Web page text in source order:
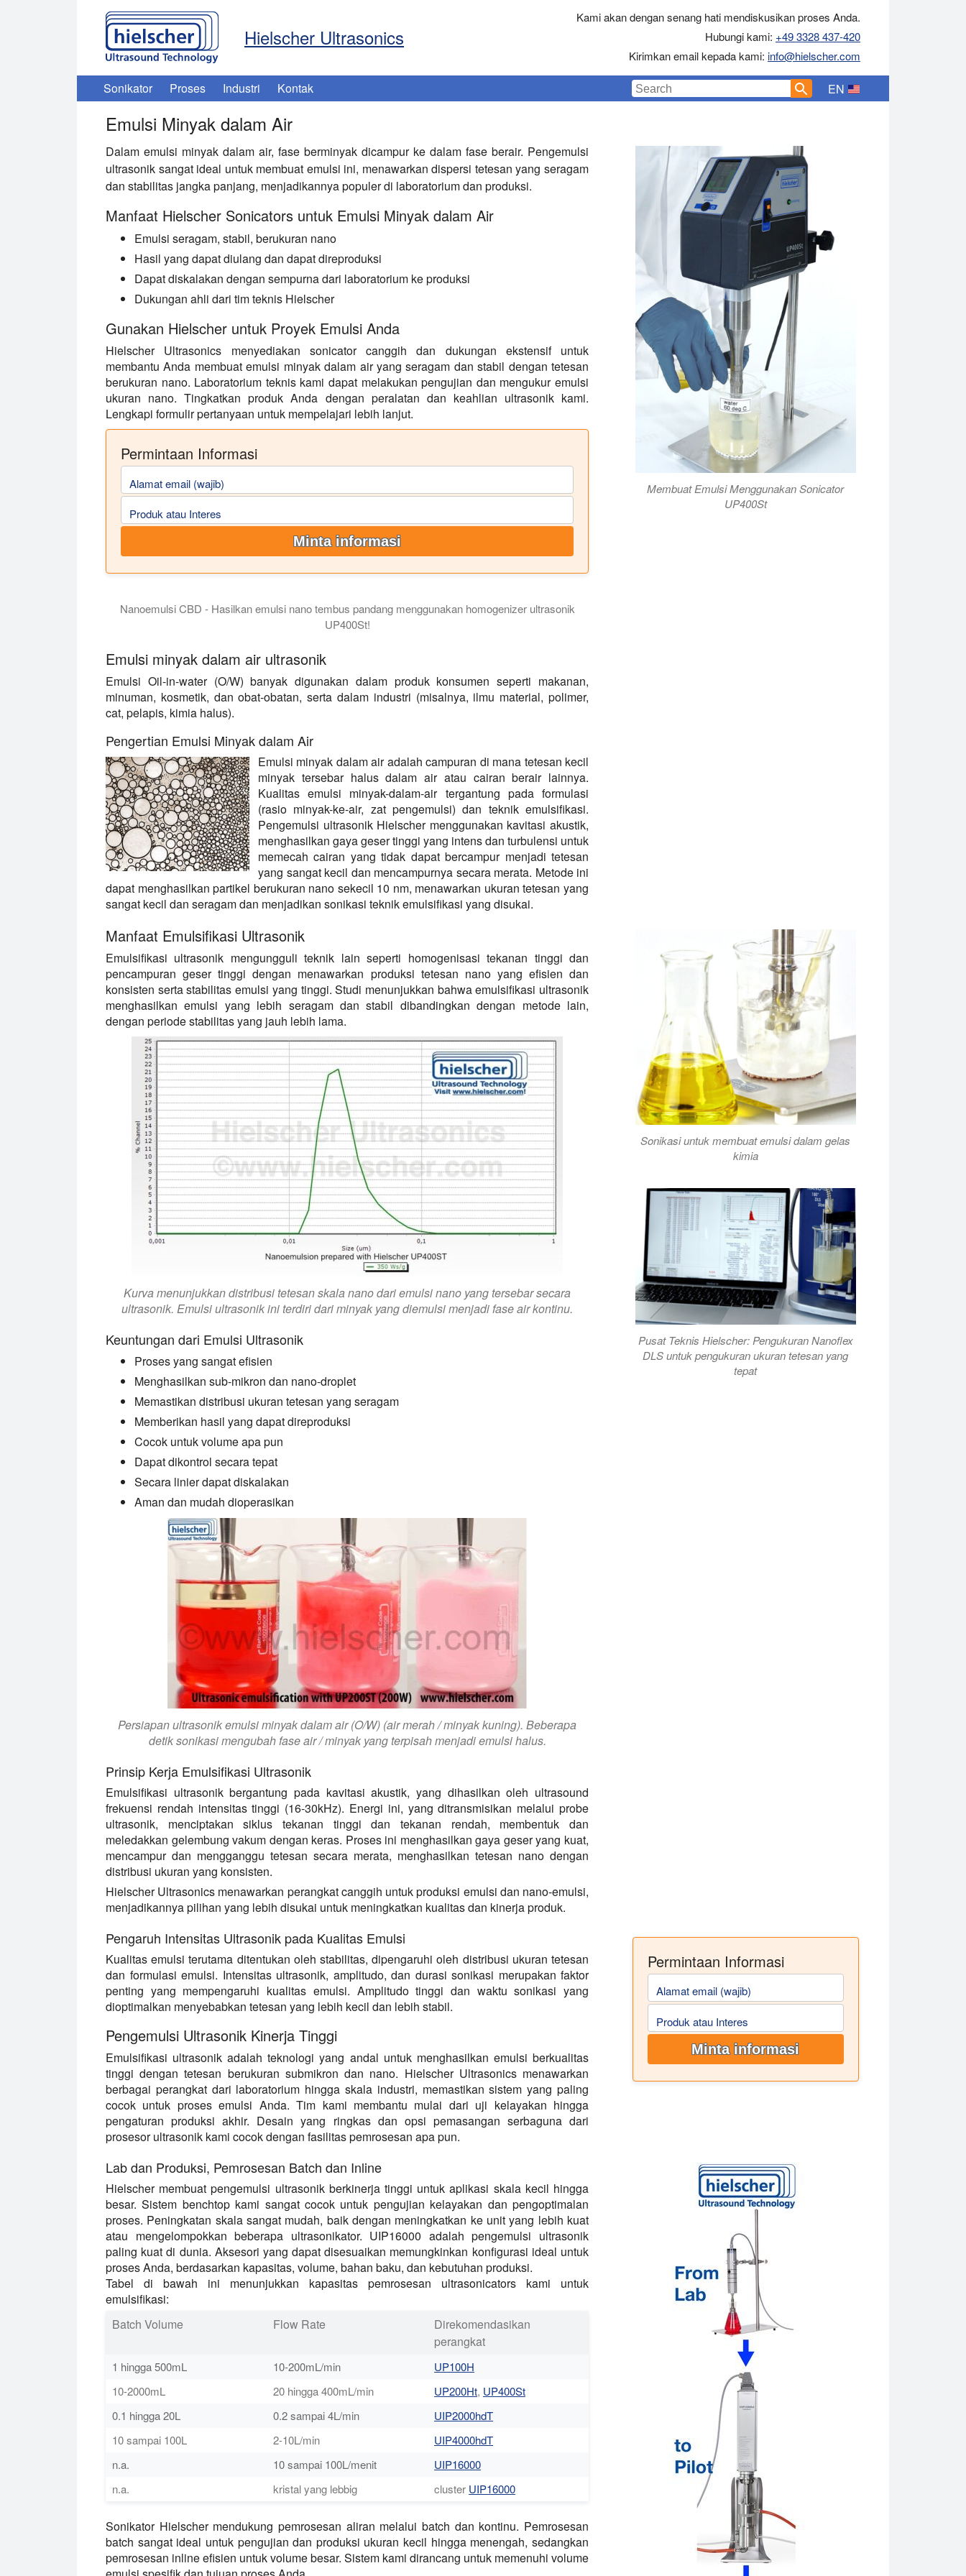
Hielscher Ultrasonics
Kami akan dengan senang hati mendiskusikan proses Anda.
Hubungi kami: +49 3328 437-420
Kirimkan email kepada kami: info@hielscher.com
Sonikator Proses Industri Kontak EN
Emulsi Minyak dalam Air
Dalam emulsi minyak dalam air, fase berminyak dicampur ke dalam fase berair. Pengemulsi
ultrasonik sangat ideal untuk membuat emulsi ini, menawarkan dispersi tetesan yang seragam
dan stabilitas jangka panjang, menjadikannya populer di laboratorium dan produksi.
Manfaat Hielscher Sonicators untuk Emulsi Minyak dalam Air
Emulsi seragam, stabil, berukuran nano
Hasil yang dapat diulang dan dapat direproduksi
Dapat diskalakan dengan sempurna dari laboratorium ke produksi
Dukungan ahli dari tim teknis Hielscher
Gunakan Hielscher untuk Proyek Emulsi Anda
Hielscher Ultrasonics menyediakan sonicator canggih dan dukungan ekstensif untuk
membantu Anda membuat emulsi minyak dalam air yang seragam dan stabil dengan tetesan
berukuran nano. Laboratorium teknis kami dapat melakukan pengujian dan mengukur emulsi
ukuran nano. Tingkatkan produk Anda dengan peralatan dan keahlian ultrasonik kami.
Lengkapi formulir pertanyaan untuk mempelajari lebih lanjut.
Permintaan Informasi
Alamat email (wajib)
Produk atau Interes
Minta informasi
Nanoemulsi CBD - Hasilkan emulsi nano tembus pandang menggunakan homogenizer ultrasonik
UP400St!
Emulsi minyak dalam air ultrasonik
Emulsi Oil-in-water (O/W) banyak digunakan dalam produk konsumen seperti makanan,
minuman, kosmetik, dan obat-obatan, serta dalam industri (misalnya, ilmu material, polimer,
cat, pelapis, kimia halus).
Pengertian Emulsi Minyak dalam Air
Emulsi minyak dalam air adalah campuran di mana tetesan kecil
minyak tersebar halus dalam air atau cairan berair lainnya.
Kualitas emulsi minyak-dalam-air tergantung pada formulasi
(rasio minyak-ke-air, zat pengemulsi) dan teknik emulsifikasi.
Pengemulsi ultrasonik Hielscher menggunakan kavitasi akustik,
menghasilkan gaya geser tinggi yang intens dan turbulensi untuk
memecah cairan yang tidak dapat bercampur menjadi tetesan
yang sangat kecil dan mencampurnya secara merata. Metode ini
dapat menghasilkan partikel berukuran nano sekecil 10 nm, menawarkan ukuran tetesan yang
sangat kecil dan seragam dan menjadikan sonikasi teknik emulsifikasi yang disukai.
Membuat Emulsi Menggunakan Sonicator
UP400St
Manfaat Emulsifikasi Ultrasonik
Emulsifikasi ultrasonik mengungguli teknik lain seperti homogenisasi tekanan tinggi dan
pencampuran geser tinggi dengan menawarkan produksi tetesan nano yang efisien dan
konsisten serta stabilitas emulsi yang tinggi. Studi menunjukkan bahwa emulsifikasi ultrasonik
menghasilkan emulsi yang lebih seragam dan stabil dibandingkan dengan metode lain,
dengan periode stabilitas yang jauh lebih lama.
Kurva menunjukkan distribusi tetesan skala nano dari emulsi nano yang tersebar secara
ultrasonik. Emulsi ultrasonik ini terdiri dari minyak yang diemulsi menjadi fase air kontinu.
Keuntungan dari Emulsi Ultrasonik
Proses yang sangat efisien
Menghasilkan sub-mikron dan nano-droplet
Memastikan distribusi ukuran tetesan yang seragam
Memberikan hasil yang dapat direproduksi
Cocok untuk volume apa pun
Dapat dikontrol secara tepat
Secara linier dapat diskalakan
Aman dan mudah dioperasikan
Persiapan ultrasonik emulsi minyak dalam air (O/W) (air merah / minyak kuning). Beberapa
detik sonikasi mengubah fase air / minyak yang terpisah menjadi emulsi halus.
Prinsip Kerja Emulsifikasi Ultrasonik
Emulsifikasi ultrasonik bergantung pada kavitasi akustik, yang dihasilkan oleh ultrasound
frekuensi rendah intensitas tinggi (16-30kHz). Energi ini, yang ditransmisikan melalui probe
ultrasonik, menciptakan siklus tekanan tinggi dan tekanan rendah, membentuk dan
meledakkan gelembung vakum dengan keras. Proses ini menghasilkan gaya geser yang kuat,
mencampur dan mengganggu tetesan secara merata, menghasilkan tetesan nano dengan
distribusi ukuran yang konsisten.
Hielscher Ultrasonics menawarkan perangkat canggih untuk produksi emulsi dan nano-emulsi,
menjadikannya pilihan yang lebih disukai untuk meningkatkan kualitas dan kinerja produk.
Sonikasi untuk membuat emulsi dalam gelas
kimia
Pusat Teknis Hielscher: Pengukuran Nanoflex
DLS untuk pengukuran ukuran tetesan yang
tepat
Pengaruh Intensitas Ultrasonik pada Kualitas Emulsi
Kualitas emulsi terutama ditentukan oleh stabilitas, dipengaruhi oleh distribusi ukuran tetesan
dan formulasi emulsi. Intensitas ultrasonik, amplitudo, dan durasi sonikasi merupakan faktor
penting yang mempengaruhi kualitas emulsi. Amplitudo tinggi dan waktu sonikasi yang
dioptimalkan menyebabkan tetesan yang lebih kecil dan lebih stabil.
Pengemulsi Ultrasonik Kinerja Tinggi
Emulsifikasi ultrasonik adalah teknologi yang andal untuk menghasilkan emulsi berkualitas
tinggi dengan tetesan berukuran submikron dan nano. Hielscher Ultrasonics menawarkan
berbagai perangkat dari laboratorium hingga skala industri, memastikan sistem yang paling
cocok untuk proses emulsi Anda. Tim kami membantu mulai dari uji kelayakan hingga
pengaturan produksi akhir. Desain yang ringkas dan opsi pemasangan serbaguna dari
prosesor ultrasonik kami cocok dengan fasilitas pemrosesan apa pun.
Permintaan Informasi
Alamat email (wajib)
Produk atau Interes
Minta informasi
Lab dan Produksi, Pemrosesan Batch dan Inline
Hielscher membuat pengemulsi ultrasonik berkinerja tinggi untuk aplikasi skala kecil hingga
besar. Sistem benchtop kami sangat cocok untuk pengujian kelayakan dan pengoptimalan
proses. Peningkatan skala sangat mudah, baik dengan meningkatkan ke unit yang lebih kuat
atau mengelompokkan beberapa ultrasonikator. UIP16000 adalah pengemulsi ultrasonik
paling kuat di dunia. Aksesori yang dapat disesuaikan memungkinkan konfigurasi ideal untuk
proses Anda, berdasarkan kapasitas, volume, bahan baku, dan kebutuhan produksi.
Tabel di bawah ini menunjukkan kapasitas pemrosesan ultrasonicators kami untuk
emulsifikasi:
Batch Volume
Flow Rate
Direkomendasikan
perangkat
1 hingga 500mL 10-200mL/min
UP100H
10-2000mL
20 hingga 400mL/min UP200Ht, UP400St
0.1 hingga 20L
0.2 sampai 4L/min
UIP2000hdT
10 sampai 100L
2-10L/min
UIP4000hdT
n.a.
10 sampai 100L/menit
UIP16000
n.a.
kristal yang lebbig cluster UIP16000
Sonikator Hielscher mendukung pemrosesan aliran melalui batch dan kontinu. Pemrosesan
batch sangat ideal untuk pengujian dan produksi ukuran kecil hingga menengah, sedangkan
pemrosesan inline efisien untuk volume besar. Sistem kami dirancang untuk memenuhi volume